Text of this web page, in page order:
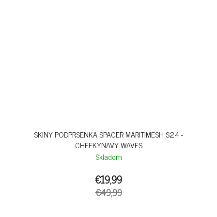
SKINY PODPRSENKA SPACER MARITIMESH S24 -
CHEEKYNAVY WAVES
Skladom
€19,99
€49,99